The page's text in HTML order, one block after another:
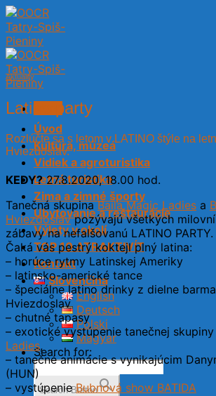
Skip
to
content
Úvod
Kultúra, múzeá
Vidiek a agroturistika
Letná turistika
Zima a zimné športy
Ubytovanie a reštaurácie
Výlety v okolí
TOP 10 ATRAKTIVÍT
Kontakt
Slovenčina
English
Deutsch
Polski
Magyar
Search for:
Search Button
Aktuality
Latino party
Rozlúčte sa s letom v LATINO štýle na
Hviezdoslav.
KEDY?27.8.2020, 18.00 hod.
Tanečná skupinaBaila Magic Ladies a
Hviezdoslavpozývajú všetkých
zábavy na nefalšovanú LATINO PARTY.
Čaká vás pestrý koktejl plný latina:
– horúce rytmy Latinskej Ameriky
– latinsko-americké tance
– špeciálne latino drinky z dielne
Hviezdoslav
– chutné tapasy
– exotické vystúpenie tanečnej skupiny
Ladies,
– tanečné animácie s vynikajúcim
(HUN)
– vystúpenieBubnová show BATIDA